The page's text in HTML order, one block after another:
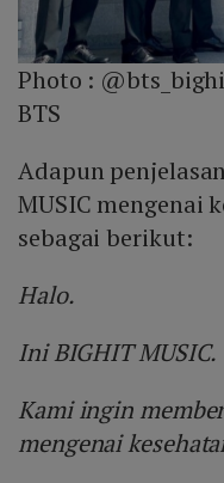
Photo :
BTS
Adapun
MUSIC mengenai
sebagai berikut:
Halo.
Ini BIGHIT MUSIC.
Kami ingin
mengenai